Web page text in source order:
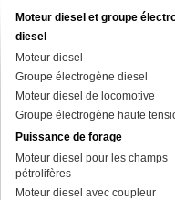
Moteur diesel et groupe
diesel
Moteur diesel
Groupe électrogène diesel
Moteur diesel de locomotive
Groupe électrogène haute
Puissance de forage
Moteur diesel pour les champs
pétrolifères
Moteur diesel avec coupleur